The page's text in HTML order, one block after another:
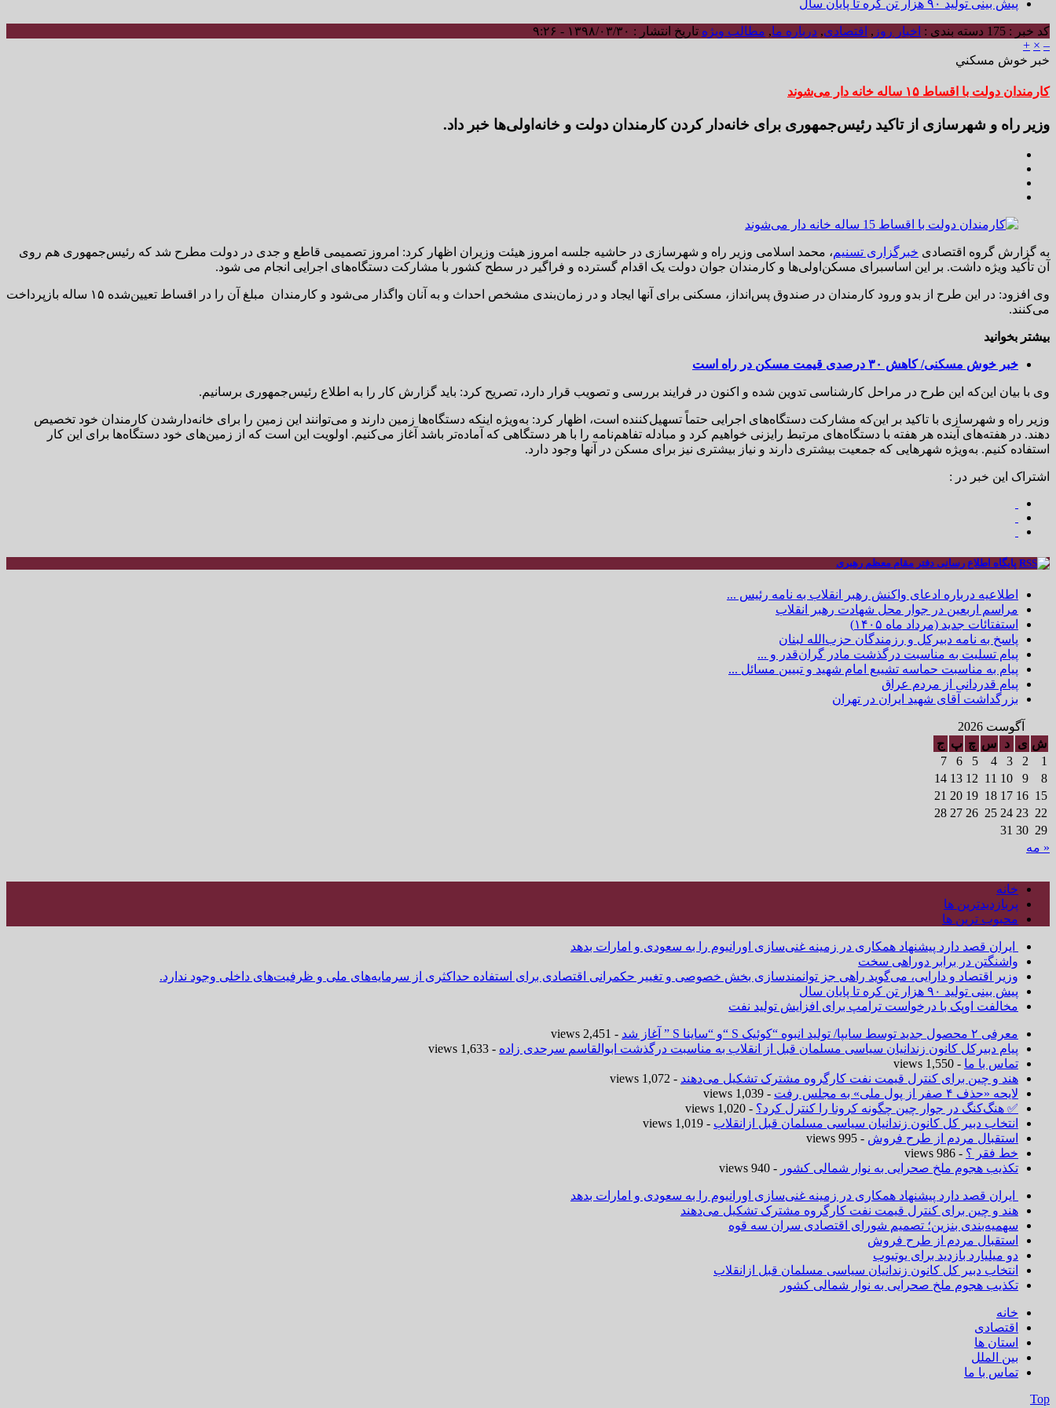
پیش بینی تولید ۹۰ هزار تن کره تا پایان سال
کد خبر : 175 دسته بندی : اخبار روز , اقتصادی, درباره ما, مطالب ویژه تاریخ انتشار : ۱۳۹۸/۰۳/۳۰ - ۹:۲۶
–
×
+
خبر خوش مسكني
کارمندان دولت با اقساط ۱۵ ساله خانه دار می‌شوند
وزیر راه و شهرسازی از تاکید رئیس‌جمهوری برای خانه‌دار کردن کارمندان دولت و خانه‌اولی‌ها خبر داد.
به گزارش گروه اقتصادی خبرگزاری تسنیم، محمد اسلامی وزیر راه و شهرسازی در حاشیه جلسه امروز هیئت وزیران اظهار کرد: امروز تصمیمی قاطع و جدی در دولت مطرح شد که رئیس‌جمهوری هم روی
آن تأکید ویژه داشت. بر این اساسبرای مسکن‌اولی‌ها و کارمندان جوان دولت یک اقدام گسترده و فراگیر در سطح کشور با مشارکت دستگاه‌های اجرایی انجام می شود.
وی افزود: در این طرح از بدو ورود کارمندان در صندوق پس‌انداز، مسکنی برای آنها ایجاد و در زمان‌بندی مشخص احداث و به آنان واگذار می‌شود و کارمندان مبلغ آن را در اقساط تعیین‌شده ۱۵ ساله بازپرداخت
می‌کنند.
بیشتر بخوانید
خبر خوش مسکنی/ کاهش ۳۰ درصدی قیمت مسکن در راه است
وی با بیان این‌که این طرح در مراحل کارشناسی تدوین‌ شده و اکنون در فرایند بررسی و تصویب قرار دارد، تصریح کرد: باید گزارش کار را به اطلاع رئیس‌جمهوری برسانیم.
وزیر راه و شهرسازی با تاکید بر این‌که مشارکت دستگاه‌های اجرایی حتماً تسهیل‌کننده است، اظهار کرد: به‌ویژه اینکه دستگاه‌ها زمین دارند و می‌توانند این زمین را برای خانه‌دارشدن کارمندان خود تخصیص
دهند. در هفته‌های آینده هر هفته با دستگاه‌های مرتبط رایزنی خواهیم کرد و مبادله تفاهم‌نامه را با هر دستگاهی که آماده‌تر باشد آغاز می‌کنیم. اولویت این است که از زمین‌های خود دستگاه‌ها برای این کار
استفاده کنیم. به‌ویژه شهرهایی که جمعیت بیشتری دارند و نیاز بیشتری نیز برای مسکن در آنها وجود دارد.
اشتراک این خبر در :
پایگاه اطلاع رسانی دفتر مقام معظم رهبری
اطلاعیه درباره ادعای واکنش رهبر انقلاب به نامه رئیس ...
مراسم اربعین در جوار محل شهادت رهبر انقلاب
استفتائات جدید (مرداد ماه ۱۴۰۵)
پاسخ به نامه دبیرکل و رزمندگان حزب‌الله لبنان
پیام تسلیت به مناسبت درگذشت مادر گران‌قدر و ...
پیام به مناسبت حماسه تشییع امام شهید و تبیین مسائل ...
پیام قدردانی از مردم عراق
بزرگداشت آقای شهید ایران در تهران
آگوست 2026
ش ی د س چ پ ج
1
2
3
4
5
6
7
8
9
10
11
12
13
14
15
16
17
18
19
20
21
22
23
24
25
26
27
28
29
30
31
« مه
خانه
پربازدیدترین ها
محبوب ترین ها
ایران قصد دارد پیشنهاد همکاری در زمینه غنی‌سازی اورانیوم را به سعودی و امارات بدهد
واشنگتن در برابر دوراهی سخت
وزیر اقتصاد و دارایی، می‌گوید راهی جز توانمندسازی بخش خصوصی و تغییر حکمرانی اقتصادی برای استفاده حداکثری از سرمایه‌های ملی و ظرفیت‌های داخلی وجود ندارد.
پیش بینی تولید ۹۰ هزار تن کره تا پایان سال
مخالفت اوپک با درخواست ترامپ برای افزایش تولید نفت
معرفی ۲ محصول جدید توسط سایپا/ تولید انبوه “کوئیک S “و “ساینا S ” آغاز شد
- 2,451 views
پیام دبیرکل کانون زندانیان سیاسی مسلمان قبل از انقلاب به مناسبت درگذشت ابوالقاسم سرحدی زاده - 1,633 views
تماس با ما - 1,550 views
هند و چین برای کنترل قیمت نفت کارگروه مشترک تشکیل می‌دهند - 1,072 views
لایحه «حذف ۴ صفر از پول ملی» به مجلس رفت
- 1,039 views
✅ هنگ‌کنگ در جوار چین چگونه کرونا را کنترل کرد؟ - 1,020 views
انتخاب دبیر کل کانون زندانیان سیاسی مسلمان قبل ازانقلاب - 1,019 views
استقبال مردم از طرح فروش - 995 views
خط فقر ؟ - 986 views
تکذیب هجوم ملخ صحرایی به نوار شمالی کشور - 940 views
ایران قصد دارد پیشنهاد همکاری در زمینه غنی‌سازی اورانیوم را به سعودی و امارات بدهد
هند و چین برای کنترل قیمت نفت کارگروه مشترک تشکیل می‌دهند
سهمیه‌بندی بنزین؛ تصمیم شورای اقتصادی سران سه قوه
استقبال مردم از طرح فروش
دو میلیارد بازدید برای یوتیوب
انتخاب دبیر کل کانون زندانیان سیاسی مسلمان قبل ازانقلاب
تکذیب هجوم ملخ صحرایی به نوار شمالی کشور
خانه
اقتصادی
استان ها
بین الملل
تماس با ما
Top